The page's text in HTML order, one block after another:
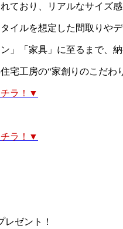
ており、リアルなサイズ感
イルを想定した間取りやデ
」「家具」に至るまで、
宅工房の“家創りのこだわ
ラ！▼
ラ！▼
レゼント！